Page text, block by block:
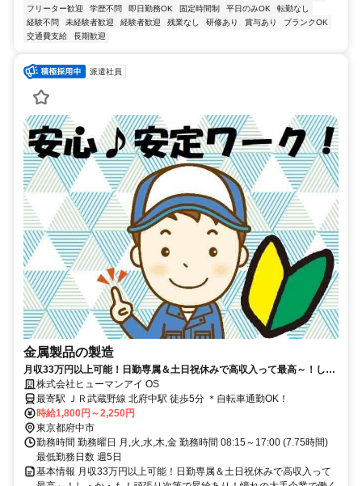
フリーター歓迎
学歴不問 即日勤務OK 固定時間制 平日のみOK
転勤なし
経験不問
未経験者歓迎 経験者歓迎 残業なし 研修あり 賞与あり
ブランクOK
交通費支給
長期歓迎
派遣社員
金属製品の製造
月収33万円以上可能！日勤専属＆土日祝休みで高収入って最高～！し・
か・も！頑張り次第で昇給あり！憧れの大手企業で働くチャンス！
株式会社ヒューマンアイ OS
最寄駅 ＪＲ武蔵野線 北府中駅 徒歩5分 ＊自転車通勤OK！
時給1,800円～2,250円
東京都府中市
勤務時間 勤務曜日 月,火,水,木,金 勤務時間 08:15～17:00 (7.75時間)
最低勤務日数 週5日
基本情報 月収33万円以上可能！日勤専属＆土日祝休みで高収入って